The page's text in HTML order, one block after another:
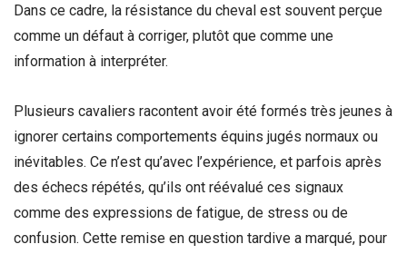
Dans ce cadre, la résistance du cheval est souvent perçue
comme un défaut à corriger, plutôt que comme une
information à interpréter.
Plusieurs cavaliers racontent avoir été formés très jeunes à
ignorer certains comportements équins jugés normaux ou
inévitables. Ce n’est qu’avec l’expérience, et parfois après
des échecs répétés, qu’ils ont réévalué ces signaux
comme des expressions de fatigue, de stress ou de
confusion. Cette remise en question tardive a marqué, pour